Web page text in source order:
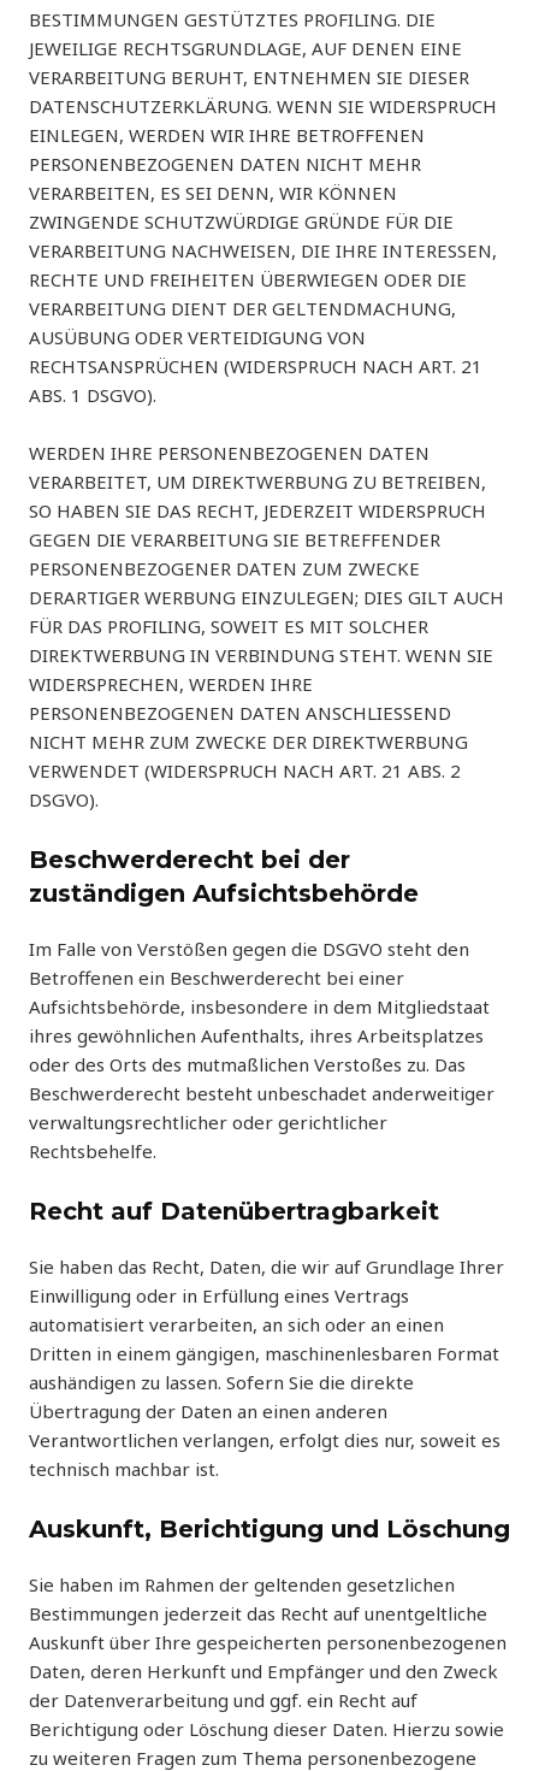
BESTIMMUNGEN GESTÜTZTES PROFILING. DIE
JEWEILIGE RECHTSGRUNDLAGE, AUF DENEN EINE
VERARBEITUNG BERUHT, ENTNEHMEN SIE DIESER
DATENSCHUTZERKLÄRUNG. WENN SIE WIDERSPRUCH
EINLEGEN, WERDEN WIR IHRE BETROFFENEN
PERSONENBEZOGENEN DATEN NICHT MEHR
VERARBEITEN, ES SEI DENN, WIR KÖNNEN
ZWINGENDE SCHUTZWÜRDIGE GRÜNDE FÜR DIE
VERARBEITUNG NACHWEISEN, DIE IHRE INTERESSEN,
RECHTE UND FREIHEITEN ÜBERWIEGEN ODER DIE
VERARBEITUNG DIENT DER GELTENDMACHUNG,
AUSÜBUNG ODER VERTEIDIGUNG VON
RECHTSANSPRÜCHEN (WIDERSPRUCH NACH ART. 21
ABS. 1 DSGVO).
WERDEN IHRE PERSONENBEZOGENEN DATEN
VERARBEITET, UM DIREKTWERBUNG ZU BETREIBEN,
SO HABEN SIE DAS RECHT, JEDERZEIT WIDERSPRUCH
GEGEN DIE VERARBEITUNG SIE BETREFFENDER
PERSONENBEZOGENER DATEN ZUM ZWECKE
DERARTIGER WERBUNG EINZULEGEN; DIES GILT AUCH
FÜR DAS PROFILING, SOWEIT ES MIT SOLCHER
DIREKTWERBUNG IN VERBINDUNG STEHT. WENN SIE
WIDERSPRECHEN, WERDEN IHRE
PERSONENBEZOGENEN DATEN ANSCHLIESSEND
NICHT MEHR ZUM ZWECKE DER DIREKTWERBUNG
VERWENDET (WIDERSPRUCH NACH ART. 21 ABS. 2
DSGVO).
Beschwerde­recht bei der
zuständigen Aufsichts­behörde
Im Falle von Verstößen gegen die DSGVO steht den
Betroffenen ein Beschwerderecht bei einer
Aufsichtsbehörde, insbesondere in dem Mitgliedstaat
ihres gewöhnlichen Aufenthalts, ihres Arbeitsplatzes
oder des Orts des mutmaßlichen Verstoßes zu. Das
Beschwerderecht besteht unbeschadet anderweitiger
verwaltungsrechtlicher oder gerichtlicher
Rechtsbehelfe.
Recht auf Daten­übertrag­barkeit
Sie haben das Recht, Daten, die wir auf Grundlage Ihrer
Einwilligung oder in Erfüllung eines Vertrags
automatisiert verarbeiten, an sich oder an einen
Dritten in einem gängigen, maschinenlesbaren Format
aushändigen zu lassen. Sofern Sie die direkte
Übertragung der Daten an einen anderen
Verantwortlichen verlangen, erfolgt dies nur, soweit es
technisch machbar ist.
Auskunft, Berichtigung und Löschung
Sie haben im Rahmen der geltenden gesetzlichen
Bestimmungen jederzeit das Recht auf unentgeltliche
Auskunft über Ihre gespeicherten personenbezogenen
Daten, deren Herkunft und Empfänger und den Zweck
der Datenverarbeitung und ggf. ein Recht auf
Berichtigung oder Löschung dieser Daten. Hierzu sowie
zu weiteren Fragen zum Thema personenbezogene